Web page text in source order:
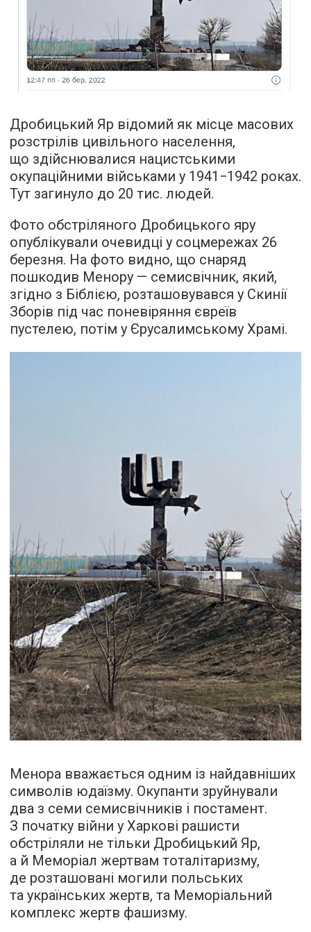
Дробицький Яр відомий як місце масових
розстрілів цивільного населення,
що здійснювалися нацистськими
окупаційними військами у 1941−1942 роках.
Тут загинуло до 20 тис. людей.
Фото обстріляного Дробицького яру
опублікували очевидці у соцмережах 26
березня. На фото видно, що снаряд
пошкодив Менору — семисвічник, який,
згідно з Біблією, розташовувався у Скинії
Зборів під час поневіряння євреїв
пустелею, потім у Єрусалимському Храмі.
Менора вважається одним із найдавніших
символів юдаїзму. Окупанти зруйнували
два з семи семисвічників і постамент.
З початку війни у Харкові рашисти
обстріляли не тільки Дробицький Яр,
а й Меморіал жертвам тоталітаризму,
де розташовані могили польських
та українських жертв, та Меморіальний
комплекс жертв фашизму.